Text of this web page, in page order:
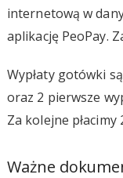
internetową w
aplikację PeoPay.
Wypłaty gotówki
oraz 2 pierwsze
Za kolejne płacimy
Ważne